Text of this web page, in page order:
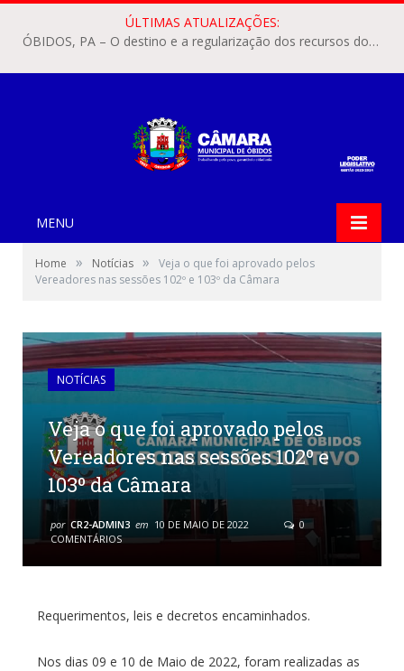
ÚLTIMAS ATUALIZAÇÕES:
ÓBIDOS, PA – O destino e a regularização dos recursos dos Precatórios do FUNDEF (Fundo de Manutenção e Desenvolvimento do Ensino Fundamental e de Valorização do Magistério) voltaram a pautar as discussões na Câmara Municipal de Óbidos.
MENU
Home » Notícias »
Veja o que foi aprovado pelos
Vereadores nas sessões 102º e 103º da Câmara
NOTÍCIAS
Veja o que foi aprovado pelos
Vereadores nas sessões 102º e
103º da Câmara
por CR2-ADMIN3 em 10 DE MAIO DE 2022
0
COMENTÁRIOS
Requerimentos, leis e decretos encaminhados.
Nos dias 09 e 10 de Maio de 2022, foram realizadas as